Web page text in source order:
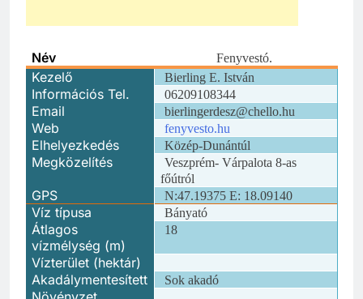
Név Fenyvestó.
Kezelő Bierling E. István
Információs Tel. 06209108344
Email bierlingerdesz@chello.hu
Web fenyvesto.hu
Elhelyezkedés Közép-Dunántúl
Megközelítés
Veszprém- Várpalota 8-as
főútról
GPS N:47.19375 E: 18.09140
Víz típusa Bányató
Átlagos
vízmélység (m)
18
Vízterület (hektár)
Akadálymentesített
Sok akadó